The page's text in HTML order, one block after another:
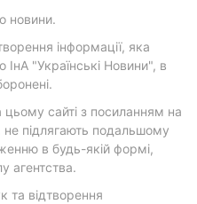
новини.
інформації, яка
ІнА "Українські Новини", в
цьому сайті з посиланням на
не підлягають подальшому
в будь-якій формі,
агентства.
та відтворення